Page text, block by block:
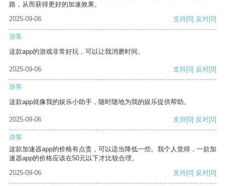
路，从而获得更好的加速效果。
2025-09-06
支持[0] 反对[0]
游客
这款app的游戏非常好玩，可以让我消磨时间。
2025-09-06 支持[0] 反对[0]
游客
这款app就像我的娱乐小助手，随时随地为我的娱乐提供帮助。
2025-09-06 支持[0] 反对[0]
游客
这款加速器app的价格有点贵，可以适当降低一些。我个人觉得，一款加
速器app的价格应该在50元以下才比较合理。
2025-09-06
支持[0] 反对[0]